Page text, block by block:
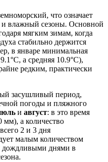
что означает
и влажный сезоны. Основной
мягким зимам, когда
стабильно держится
в январе минимальная
а средняя 10.9°C),
редким, практически
засушливый период,
погоды и пляжного
и август: в это время
мм), а количество
2 и 3 дня
малым количеством
дождливыми днями в